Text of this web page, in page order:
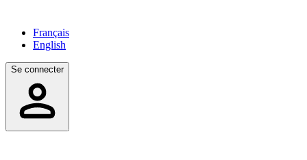
Français
English
Se connecter